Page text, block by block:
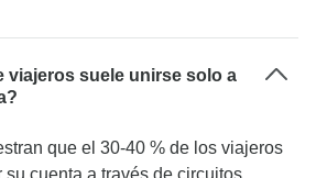
viajeros suele unirse solo a
que el 30-40 % de los viajeros
cuenta a través de circuitos